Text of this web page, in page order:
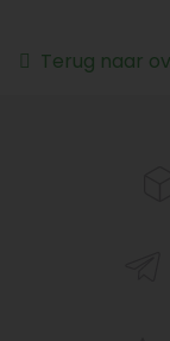
Terug naar